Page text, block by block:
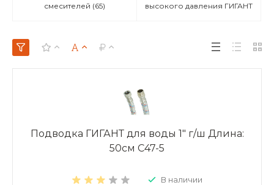
смесителей (65)
высокого давления ГИГАНТ
Подводка ГИГАНТ для воды 1" г/ш Длина:
50см C47-5
В наличии